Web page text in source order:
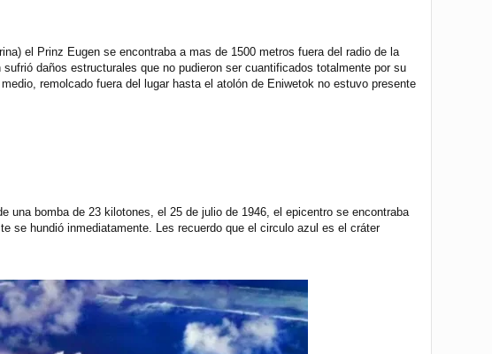
el Prinz Eugen se encontraba a mas de 1500 metros fuera del radio de la
daños estructurales que no pudieron ser cuantificados totalmente por su
remolcado fuera del lugar hasta el atolón de Eniwetok no estuvo presente
bomba de 23 kilotones, el 25 de julio de 1946, el epicentro se encontraba
se hundió inmediatamente. Les recuerdo que el circulo azul es el cráter